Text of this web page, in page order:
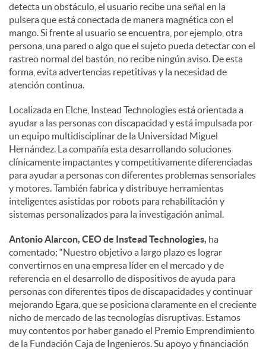
detecta un obstáculo, el usuario recibe una señal en la
pulsera que está conectada de manera magnética con el
mango. Si frente al usuario se encuentra, por ejemplo, otra
persona, una pared o algo que el sujeto pueda detectar con el
rastreo normal del bastón, no recibe ningún aviso. De esta
forma, evita advertencias repetitivas y la necesidad de
atención continua.
Localizada en Elche, Instead Technologies está orientada a
ayudar a las personas con discapacidad y está impulsada por
un equipo multidisciplinar de la Universidad Miguel
Hernández. La compañía esta desarrollando soluciones
clínicamente impactantes y competitivamente diferenciadas
para ayudar a personas con diferentes problemas sensoriales
y motores. También fabrica y distribuye herramientas
inteligentes asistidas por robots para rehabilitación y
sistemas personalizados para la investigación animal.
Antonio Alarcon, CEO de Instead Technologies, ha
comentado: “Nuestro objetivo a largo plazo es lograr
convertirnos en una empresa líder en el mercado y de
referencia en el desarrollo de dispositivos de ayuda para
personas con diferentes tipos de discapacidades y continuar
mejorando Egara, que se posiciona claramente en el creciente
nicho de mercado de las tecnologías disruptivas. Estamos
muy contentos por haber ganado el Premio Emprendimiento
de la Fundación Caja de Ingenieros. Su apoyo y financiación